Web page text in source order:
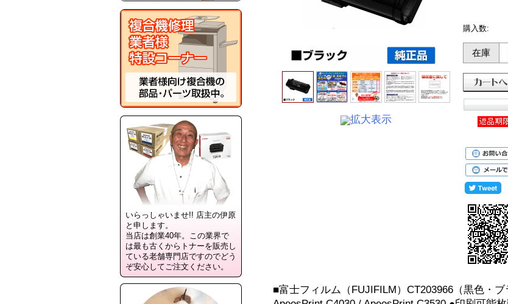
拡大表示
購入数:
在庫
■富士フィルム（FUJIFILM）CT203966（黒色・